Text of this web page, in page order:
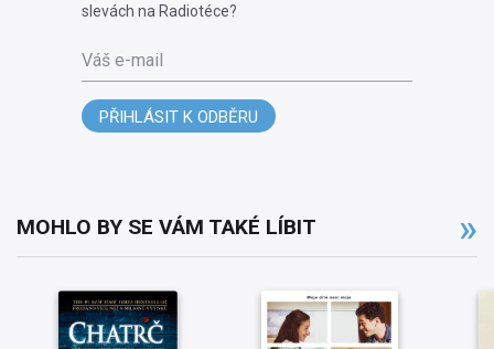
slevách na Radiotéce?
Váš e-mail
PŘIHLÁSIT K ODBĚRU
MOHLO BY SE VÁM TAKÉ LÍBIT